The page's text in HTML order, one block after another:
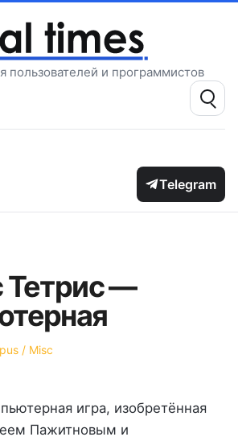
пользователей и программистов
Поиск:
Telegram
Тетрис —
Опубликовано
Misc
игра, изобретённая
Пажитновым и